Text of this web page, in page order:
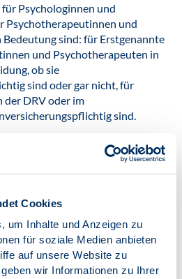
Cookies
um Inhalte und Anzeigen zu
für soziale Medien anbieten
auf unsere Website zu
wir Informationen zu Ihrer
Psychologinnen und
Psychotherapeutinnen und
sind: für Erstgenannte
und Psychotherapeuten in
ob sie
sind oder gar nicht, für
der DRV oder im
sind.
ist eine selbstständige
gesetzlich
§ 2 SGB VI benennt aber
als Lehrtätige
Begriff „Lehrende“ weit aus.
wird genauso erfasst wie das